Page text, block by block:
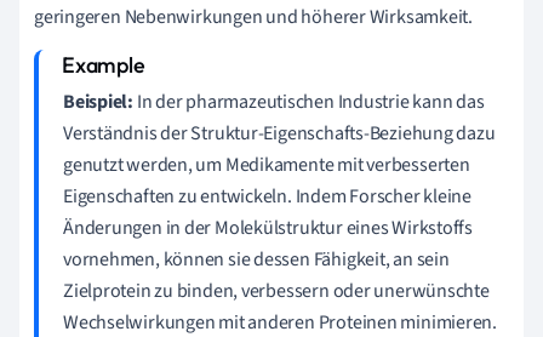
geringeren Nebenwirkungen und höherer Wirksamkeit.
Beispiel: In der pharmazeutischen Industrie kann das
Verständnis der Struktur-Eigenschafts-Beziehung dazu
genutzt werden, um Medikamente mit verbesserten
Eigenschaften zu entwickeln. Indem Forscher kleine
Änderungen in der Molekülstruktur eines Wirkstoffs
vornehmen, können sie dessen Fähigkeit, an sein
Zielprotein zu binden, verbessern oder unerwünschte
Wechselwirkungen mit anderen Proteinen minimieren.